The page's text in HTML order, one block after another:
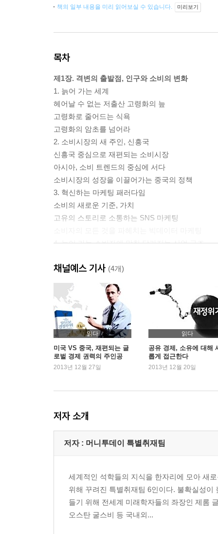
책의 일부 내용을 미리 읽어보실 수 있습니다. 미리보기
목차
제1장. 격변의 출발점, 인구와 소비의 변화
1. 늙어 가는 세계
헤어날 수 없는 저출산 고령화의 늪
고령화로 줄어드는 식욕
고령화의 암초를 넘어라
2. 소비시장의 새 주인, 신흥국
신흥국 중심으로 재편되는 소비시장
아시아, 소비 트렌드의 중심에 서다
소비시장의 성장을 이끌어가는 중국의 정책
3. 혁신하는 마케팅 패러다임
소비의 새로운 기준, 가치
고유의 스토리로 소통하는 SNS 마케팅
4. 늙어 가는 소비자에 맞춰 달라지는 산업 구조
가장 빨리 늙어 가는 중국의 실버산업
고령화 시대가 주도하는 경제 정책의 변화
Interview - 해리 덴트
제2장. 세계 시장을 재편할 새로운 기술
1. 산업 구조에 들이닥친 혁신의 시작
공급과잉이 불러온 산업의 재편
획기적인 기술 발전으로 변화의 속도가 빨라진다
제조업의 진화
창조적 가치를 창출하는 기술 간의 결합, 융합 신산
3. 가치사슬의 혁명이 시작된다
상상을 앞서 가는 라이프 스타일의 변화
채널예스 기사 (4개)
읽다
미국 VS 중국, 재편되는 글
로벌 경제 권력의 주인공
은?
2013년 12월 27일
읽다
공유 경제, 소유에 대해
롭게 접근한다
2013년 12월 20일
저자 소개
저자 : 머니투데이 특별취재팀
세계적인 석학들의 지식을 한자리에 모아 새
위해 꾸려진 특별취재팀 6인이다. 불확실성
들기 위해 전세계 미래학자들의 좌장인 제롬
오스탄 굴스비 등 국내외...